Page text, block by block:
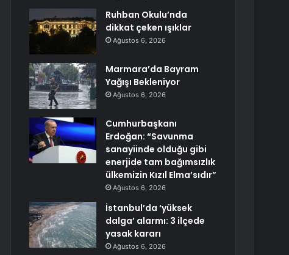
Ruhban Okulu’nda
dikkat çeken ışıklar
Ağustos 6, 2026
Marmara’da Bayram
Yağışı Bekleniyor
Ağustos 6, 2026
Cumhurbaşkanı
Erdoğan: “Savunma
sanayiinde olduğu gibi
enerjide tam bağımsızlık
ülkemizin Kızıl Elma’sıdır”
Ağustos 6, 2026
İstanbul’da ‘yüksek
dalga’ alarmı: 3 ilçede
yasak kararı
Ağustos 6, 2026